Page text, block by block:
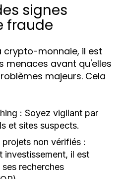
signes
fraude
crypto-monnaie, il est
menaces avant qu'elles
majeurs. Cela
: Soyez vigilant par
et sites suspects.
non vérifiés :
investissement, il est
recherches